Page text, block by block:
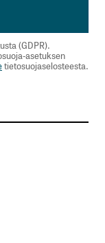
(GDPR).
asetuksen
tietosuojaselosteesta.